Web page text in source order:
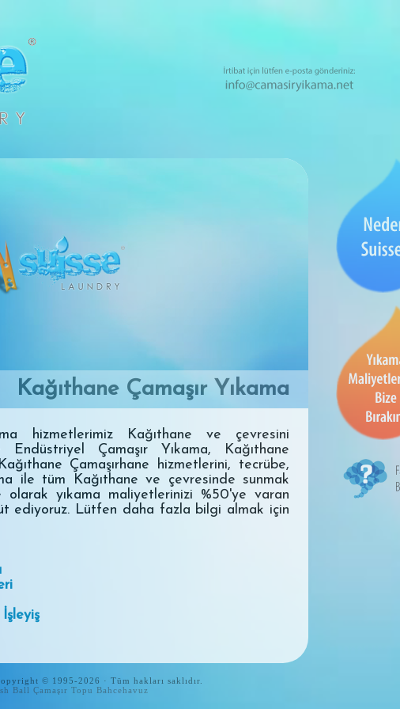
Kağıthane Çamaşır Yıkama
hizmetlerimiz Kağıthane ve çevresini
Endüstriyel Çamaşır Yıkama, Kağıthane
Çamaşırhane hizmetlerini, tecrübe,
ile tüm Kağıthane ve çevresinde sunmak
olarak yıkama maliyetlerinizi %50'ye varan
ediyoruz. Lütfen daha fazla bilgi almak için
İşleyiş
© 1995-2026 · Tüm hakları saklıdır.
Ball Çamaşır Topu Bahcehavuz